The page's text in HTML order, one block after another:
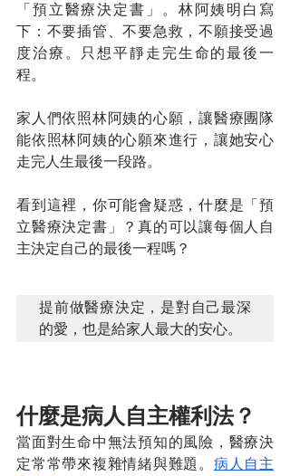
「預立醫療決定書」。林阿姨明白寫
下：不要插管、不要急救，不願接受過
度治療。只想平靜走完生命的最後一
程。
家人們依照林阿姨的心願，讓醫療團隊
能依照林阿姨的心願來進行，讓她安心
走完人生最後一段路。
看到這裡，你可能會疑惑，什麼是「預
立醫療決定書」？真的可以讓每個人自
主決定自己的最後一程嗎？
提前做醫療決定，是對自己最深
的愛，也是給家人最大的安心。
什麼是病人自主權利法？
當面對生命中無法預知的風險，醫療決
定常常帶來複雜情緒與難題。 病人自主